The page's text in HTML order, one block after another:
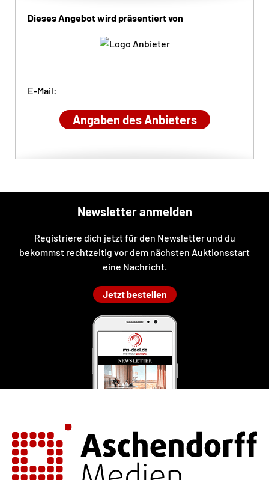
Dieses Angebot wird präsentiert von
E-Mail:
Angaben des Anbieters
Newsletter anmelden
Registriere dich jetzt für den Newsletter und du
bekommst rechtzeitig vor dem nächsten Auktionsstart
eine Nachricht.
Jetzt bestellen